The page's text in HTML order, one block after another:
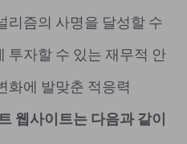
리즘의 사명을 달성할 수
투자할 수 있는 재무적 안
화에 발맞춘 적응력
웹사이트는 다음과 같이